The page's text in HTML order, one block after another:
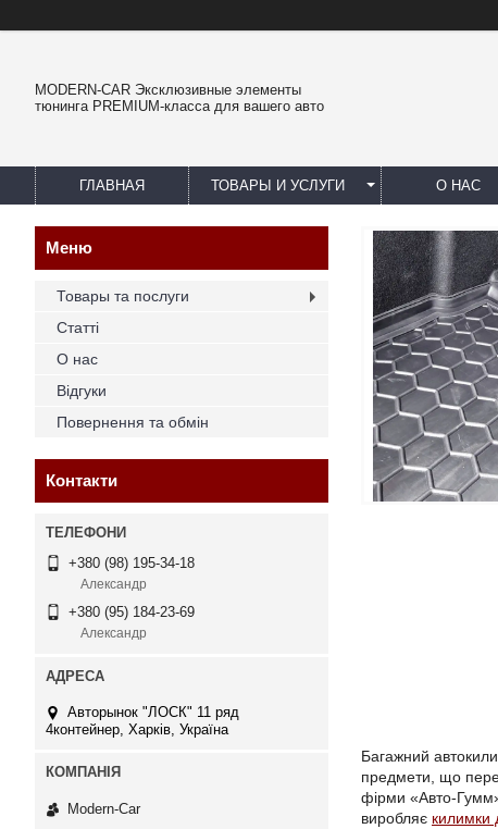
MODERN-CAR Эксклюзивные элементы
тюнинга PREMIUM-класса для вашего авто
ГЛАВНАЯ ТОВАРЫ И УСЛУГИ О НАС
Багажний
предмети, що
фірми «Авто-
виробляє килимки
Товары та послуги
Статті
О нас
Відгуки
Повернення та обмін
Контакти
+380 (98) 195-34-18
Александр
+380 (95) 184-23-69
Александр
Авторынок "ЛОСК" 11 ряд
4контейнер, Харків, Україна
Modern-Car